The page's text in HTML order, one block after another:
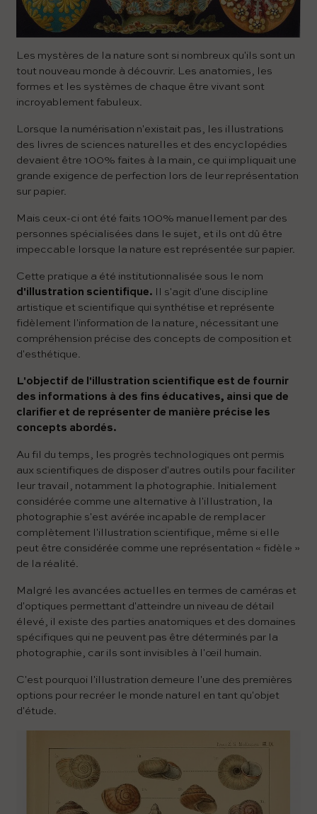
Les mystères de la nature sont si nombreux qu'ils sont un
tout nouveau monde à découvrir. Les anatomies, les
formes et les systèmes de chaque être vivant sont
incroyablement fabuleux.
Lorsque la numérisation n'existait pas, les illustrations
des livres de sciences naturelles et des encyclopédies
devaient être 100% faites à la main, ce qui impliquait une
grande exigence de perfection lors de leur représentation
sur papier.
Mais ceux-ci ont été faits 100% manuellement par des
personnes spécialisées dans le sujet, et ils ont dû être
impeccable lorsque la nature est représentée sur papier.
Cette pratique a été institutionnalisée sous le nom
d'illustration scientifique. Il s'agit d'une discipline
artistique et scientifique qui synthétise et représente
fidèlement l'information de la nature, nécessitant une
compréhension précise des concepts de composition et
d'esthétique.
L'objectif de l'illustration scientifique est de fournir
des informations à des fins éducatives, ainsi que de
clarifier et de représenter de manière précise les
concepts abordés.
Au fil du temps, les progrès technologiques ont permis
aux scientifiques de disposer d'autres outils pour faciliter
leur travail, notamment la photographie. Initialement
considérée comme une alternative à l'illustration, la
photographie s'est avérée incapable de remplacer
complètement l'illustration scientifique, même si elle
peut être considérée comme une représentation « fidèle »
de la réalité.
Malgré les avancées actuelles en termes de caméras et
d'optiques permettant d'atteindre un niveau de détail
élevé, il existe des parties anatomiques et des domaines
spécifiques qui ne peuvent pas être déterminés par la
photographie, car ils sont invisibles à l'œil humain.
C'est pourquoi l'illustration demeure l'une des premières
options pour recréer le monde naturel en tant qu'objet
d'étude.